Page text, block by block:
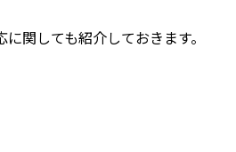
関しても紹介しておきます。